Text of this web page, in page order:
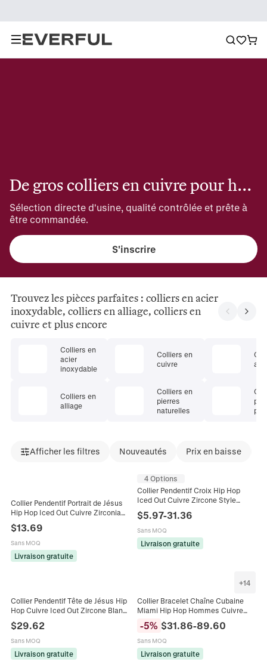
De gros colliers en cuivre pour homme
Sélection directe d'usine, qualité contrôlée et prête à
être commandée.
S'inscrire
Trouvez les pièces parfaites : colliers en acier
inoxydable, colliers en alliage, colliers en
cuivre et plus encore
Colliers en
acier
inoxydable
Colliers en
alliage
Colliers en
cuivre
Colliers en
pierres
naturelles
Afficher les filtres Nouveautés Prix en baisse
Collier Pendentif Portrait de Jésus
Hip Hop Iced Out Cuivre Zirconia
Électroplaqué Bijoux Streetwear
pour Hommes Accessoires Mode
$13.69
Sans MOQ
Livraison gratuite
4 Options
Collier Pendentif Croix Hip Hop
Iced Out Cuivre Zircone Style
Street Punk Bijoux de Mode pour
Hommes Accessoires Cadeau
$5.97-31.36
Sans MOQ
Livraison gratuite
Collier Pendentif Tête de Jésus Hip
Hop Cuivre Iced Out Zircone Blanc
Vert Bijoux de Mode Streetwear
Homme Scintillant Rétro Religieux
$29.62
Sans MOQ
Livraison gratuite
+14
Collier Bracelet Chaîne Cubaine
Miami Hip Hop Hommes Cuivre
Entièrement Serti de Zirconia Carré
Or Argent Bijoux Streetwear
-5% $31.86-89.60
Sans MOQ
Livraison gratuite